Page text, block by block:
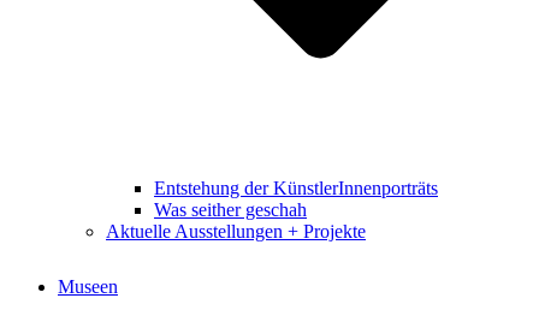
Entstehung der KünstlerInnenporträts
Was seither geschah
Aktuelle Ausstellungen + Projekte
Museen